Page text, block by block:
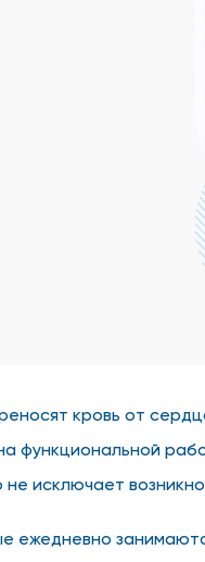
кровь от
функциональной
исключает